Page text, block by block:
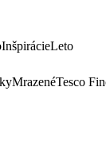
InšpirácieLeto
MrazenéTesco